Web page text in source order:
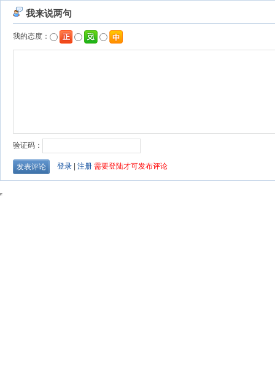
我来说两句
我的态度：
验证码：
登录 注册 需要登陆才可发布评论